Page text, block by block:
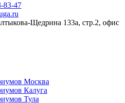
83-47
Щедрина 133а, стр.2, офис
Москва
Калуга
Тула